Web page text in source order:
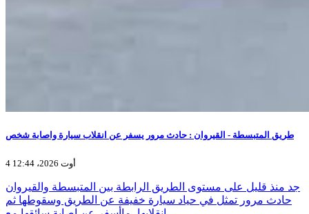
طريق المتبسطة - القيروان : حادث مرور يسفر عن انقلاب سيارة واصابة شخص
4 أوت 2026، 12:44
جد منذ قليل على مستوى الطريق الرابطة بين المتبسطة والقيروان
حادث مرور تمثل في حياد سيارة خفيفة عن الطريق وسقوطها ثم